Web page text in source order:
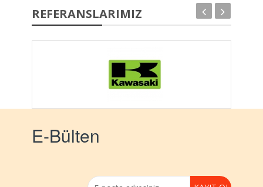
REFERANSLARIMIZ
E-Bülten